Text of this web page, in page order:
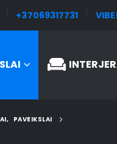
+37069317731
, PAVEIKSLAI